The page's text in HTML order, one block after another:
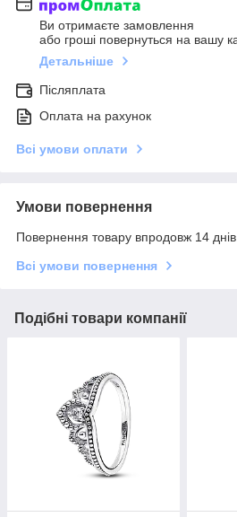
Ви отримаєте замовлення
або гроші повернуться на вашу
Детальніше
Післяплата
Оплата на рахунок
Всі умови оплати
Умови повернення
Повернення товару впродовж 14
Всі умови повернення
Подібні товари компанії